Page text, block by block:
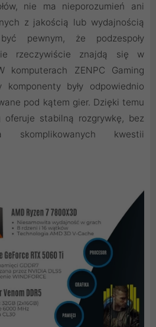
nie ma nieporozumień ani
z jakością lub wydajnością
pewnym, że podzespoły
rzeczywiście znajdą się w
komputerach ZENPC Gaming
były odpowiednio
pod kątem gier. Dzięki temu
oferuje stabilną rozgrywkę, bez
skomplikowanych kwestii